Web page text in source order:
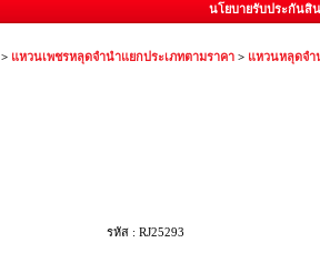
นโยบายรับประกันสิ
> แหวนเพชรหลุดจำนำแยกประเภทตามราคา > แหวนหลุดจำ
รหัส : RJ25293